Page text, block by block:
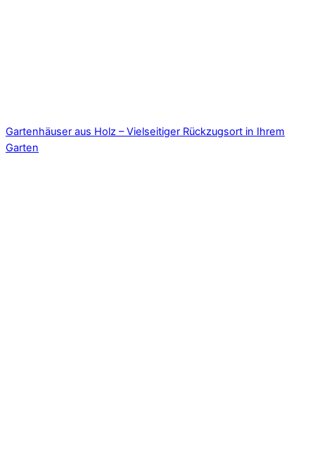
Gartenhäuser aus Holz – Vielseitiger Rückzugsort in Ihrem
Garten